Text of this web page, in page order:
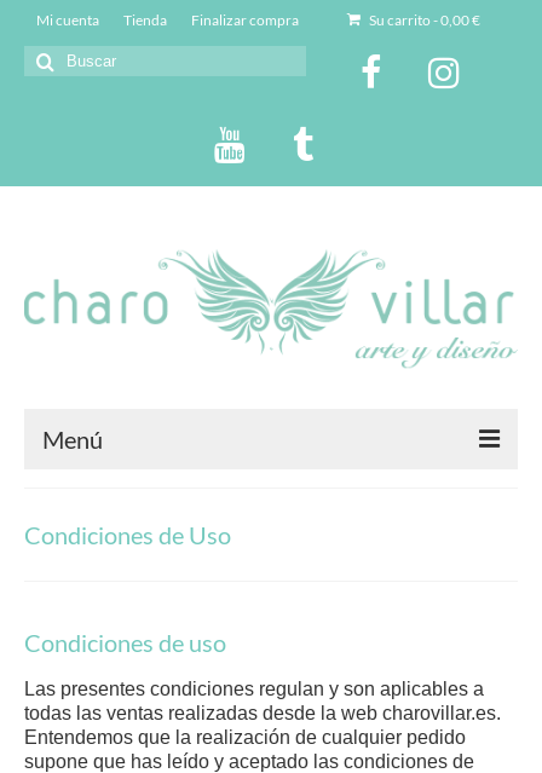
Mi cuenta Tienda Finalizar compra Su carrito -0,00€
Buscar
por:
Menú
Ilustraciones
Diseño y Publicidad
Spizzico
Condiciones de Uso
Condiciones de uso
Las presentes condiciones regulan y son aplicables a
todas las ventas realizadas desde la web charovillar.es.
Entendemos que la realización de cualquier pedido
supone que has leído y aceptado las condiciones de